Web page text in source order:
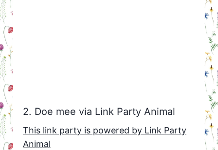
2. Doe mee via Link Party Animal
This link party is powered by Link Party
Animal